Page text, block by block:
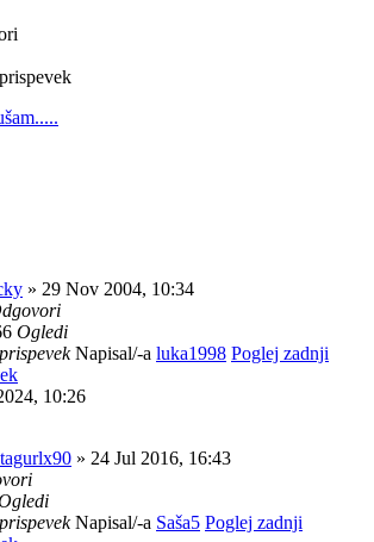
» 29 Nov 2004, 10:34
Ogledi
Napisal/-a luka1998 Poglej zadnji
10:26
» 24 Jul 2016, 16:43
Napisal/-a Saša5 Poglej zadnji